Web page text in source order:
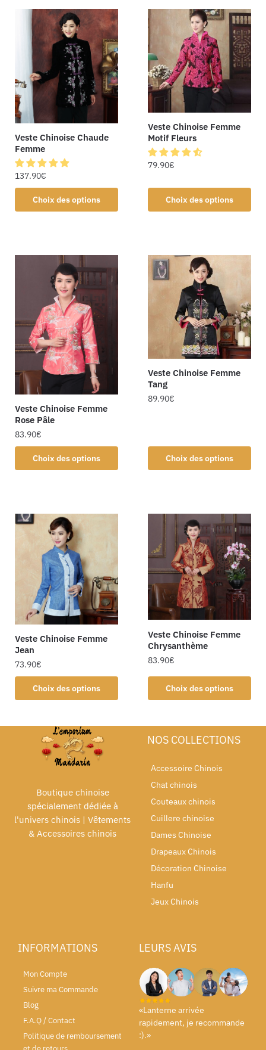
Veste Chinoise Chaude
Femme
137.90€
Choix des options
Veste Chinoise Femme
Motif Fleurs
79.90€
Choix des options
Veste Chinoise Femme
Rose Pâle
83.90€
Choix des options
Veste Chinoise Femme
Tang
89.90€
Choix des options
Veste Chinoise Femme
Jean
73.90€
Choix des options
Veste Chinoise Femme
Chrysanthème
83.90€
Choix des options
Boutique chinoise
spécialement dédiée à
l'univers chinois | Vêtements
& Accessoires chinois
NOS COLLECTIONS
Accessoire Chinois
Chat chinois
Couteaux chinois
Cuillere chinoise
Dames Chinoise
Drapeaux Chinois
Décoration Chinoise
Hanfu
Jeux Chinois
INFORMATIONS
Mon Compte
Suivre ma Commande
Blog
F.A.Q / Contact
Politique de remboursement
LEURS AVIS
«Lanterne arrivée
rapidement, je recommande
:).»